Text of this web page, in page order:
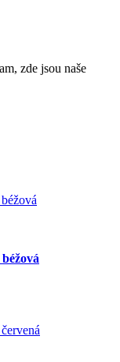
zde jsou naše